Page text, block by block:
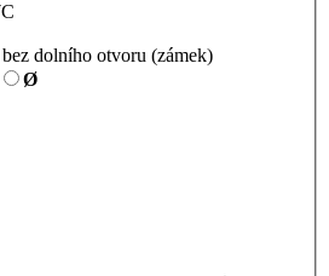
dolního otvoru (zámek)
Ø